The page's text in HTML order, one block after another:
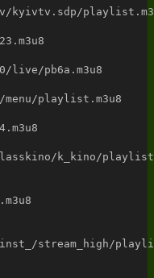
kyivtv.sdp/
live/pb6a.m3u8
playlist.m3u8
k_kino/
stream_high/